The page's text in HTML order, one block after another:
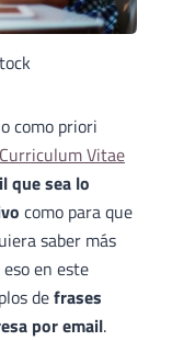
como priori
Vitae
que sea lo
como para que
saber más
en este
defrases
por email.